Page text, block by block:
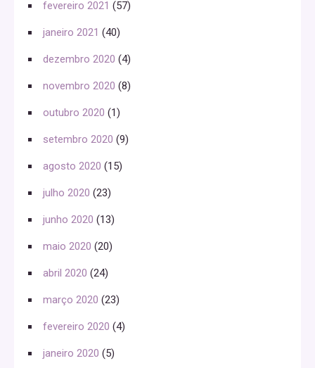
fevereiro 2021 (57)
janeiro 2021 (40)
dezembro 2020 (4)
novembro 2020 (8)
outubro 2020 (1)
setembro 2020 (9)
agosto 2020 (15)
julho 2020 (23)
junho 2020 (13)
maio 2020 (20)
abril 2020 (24)
março 2020 (23)
fevereiro 2020 (4)
janeiro 2020 (5)